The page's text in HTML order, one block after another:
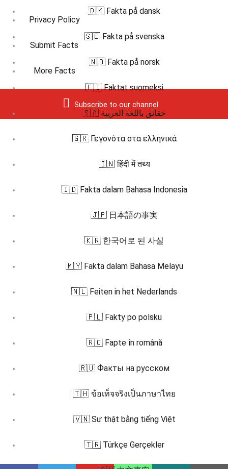
Privacy Policy
Submit Facts
More Facts
Subscribe to our channel
🇩🇰 Fakta på dansk
🇸🇪 Fakta på svenska
🇳🇴 Fakta på norsk
🇫🇮 Faktat suomeksi
🇸🇦 حقائق باللغة العربية
🇬🇷 Γεγονότα στα ελληνικά
🇮🇳 हिंदी में तथ्य
🇮🇩 Fakta dalam Bahasa Indonesia
🇯🇵 日本語の事実
🇰🇷 한국어로 된 사실
🇲🇾 Fakta dalam Bahasa Melayu
🇳🇱 Feiten in het Nederlands
🇵🇱 Fakty po polsku
🇷🇴 Fapte în română
🇷🇺 Факты на русском
🇹🇭 ข้อเท็จจริงเป็นภาษาไทย
🇻🇳 Sự thật bằng tiếng Việt
🇹🇷 Türkçe Gerçekler